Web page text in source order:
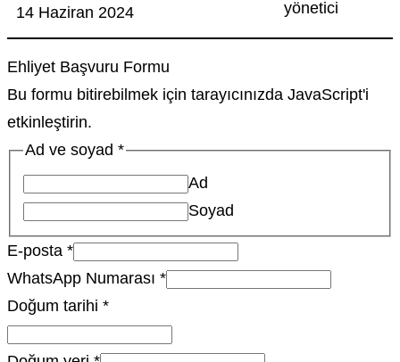
14 Haziran 2024 yönetici
Ehliyet Başvuru Formu
Bu formu bitirebilmek için tarayıcınızda JavaScript'i
etkinleştirin.
Ad ve soyad *
Ad
Soyad
E-posta *
WhatsApp Numarası *
Doğum tarihi *